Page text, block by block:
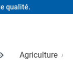
qualité.
Agriculture